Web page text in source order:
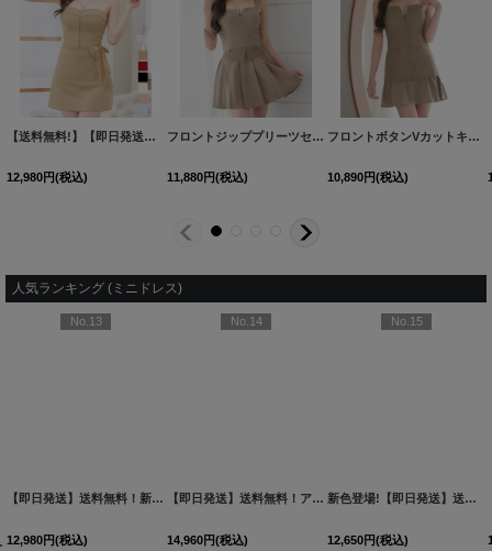
【送料無料!】【即日発送】新色登場!リボンチェーンツイードセットアップキャミドレス/キャバドレス【XS-Lサイズ/6カラー】[OF03] 【YN】dzw
12,980円(税込)
フロントジッププリーツセットアップドレス/キャバドレス【XS-Mサイズ/1カラー】[OF03]【YN】dzwAG
11,880円(税込)
フロントボタンVカットキャミソールミニドレス/キャバドレス【XS-Lサイズ/1カラー】[OF03]【YN】dzwvAG
10,890円(税込)
人気ランキング (ミニドレス)
260706-1
[3740SBdzmvSK-260721-1] 3761SBdzquAGO-260706-2
ラー】[OF01]【SB】IA
No.13 No.14 No.15
新色登場!【即日発送】送料無料!バックレースアップ/リボン/キャミソール/フレア/ミニドレス/キャバドレス【XS-Sサイズ/3カラー】[OF03]【YN】dzjvBF【一部予約商品/9月上旬発送予定】
12,650円(税込)